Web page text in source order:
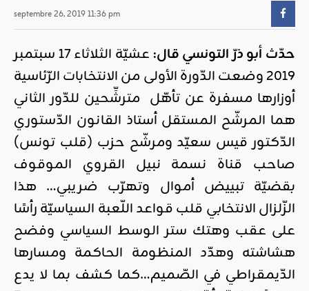
septembre 26, 2019 11:36 pm
حدّث أبو ذرّ التونسي قال:
عشيّة الثلاثاء 17 سبتمبر
2019 وضعت الدّورة الأولى من الانتخابات الرّئاسية
أوزارها مسفرة عن تأهّل مترشِّحين للدّور الثاني
هما المرشّح المستقل أستاذ القانون الدّستوري
الدّكتور قيس سعيّد ومرشّح حزب (قلب تونس)
صاحب قناة نسمة نبيل القروي الموقوف
بقضيّة تبييض أموال وتهرّب ضريبي… هذا
الزّلزال الانتخابي قلب قواعد اللّعبة السياسيّة رأسًا
على عقب وهتك ستر الوسط السياسي وفضح
هشاشته وهدّد المنظومة الحاكمة ومسارها
الدّيمقراطي في الصّميم…كما كشف بما لا يدع